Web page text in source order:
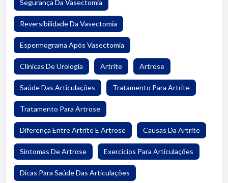
Segurança Da Vasectomia
Reversibilidade Da Vasectomia
Espermograma Após Vasectomia
Clínicas De Urologia Artrite Artrose
Saúde Das Articulações Tratamento Para Artrite
Tratamento Para Artrose
Diferença Entre Artrite E Artrose Causas Da Artrite
Sintomas De Artrose Exercícios Para Articulações
Dicas Para Saúde Das Articulações